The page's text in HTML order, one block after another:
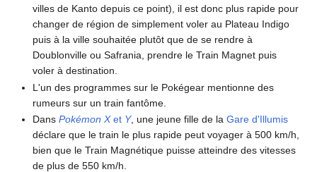
villes de Kanto depuis ce point), il est donc plus rapide pour
changer de région de simplement voler au Plateau Indigo
puis à la ville souhaitée plutôt que de se rendre à
Doublonville ou Safrania, prendre le Train Magnet puis
voler à destination.
L'un des programmes sur le Pokégear mentionne des
rumeurs sur un train fantôme.
DansPokémon Xet Y, une jeune fille de laGare d'Illumis
déclare que le train le plus rapide peut voyager à 500 km/h,
bien que le Train Magnétique puisse atteindre des vitesses
de plus de 550 km/h.